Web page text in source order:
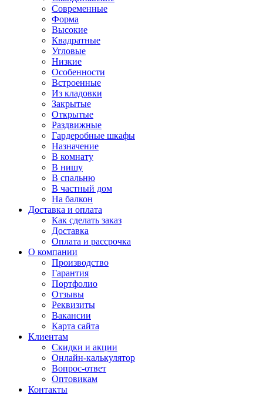
Современные
Форма
Высокие
Квадратные
Угловые
Низкие
Особенности
Встроенные
Из кладовки
Закрытые
Открытые
Раздвижные
Гардеробные шкафы
Назначение
В комнату
В нишу
В спальню
В частный дом
На балкон
Доставка и оплата
Как сделать заказ
Доставка
Оплата и рассрочка
О компании
Производство
Гарантия
Портфолио
Отзывы
Реквизиты
Вакансии
Карта сайта
Клиентам
Скидки и акции
Онлайн-калькулятор
Вопрос-ответ
Оптовикам
Контакты